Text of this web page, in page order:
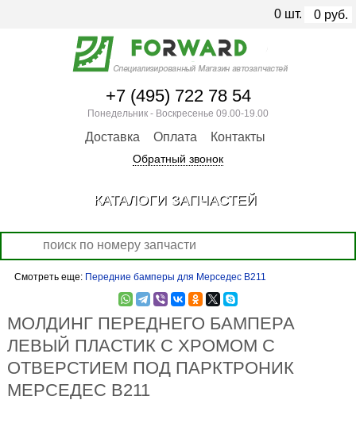
Смотреть еще: Передние бамперы для Мерседес В211
МОЛДИНГ ПЕРЕДНЕГО БАМПЕРА
ЛЕВЫЙ ПЛАСТИК С ХРОМОМ С
ОТВЕРСТИЕМ ПОД ПАРКТРОНИК
МЕРСЕДЕС В211
+7 (495) 722 78 54
Понедельник - Воскресенье 09.00-19.00
Доставка Оплата Контакты
Обратный звонок
0 шт. 0 руб.
КАТАЛОГИ ЗАПЧАСТЕЙ